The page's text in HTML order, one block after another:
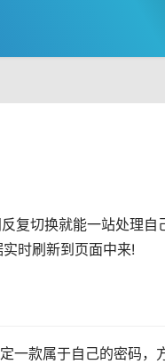
复切换就能一站处理自
时刷新到页面中来!
一款属于自己的密码，